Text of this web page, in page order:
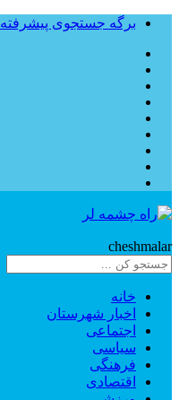
برگه جستجوی پیشرفته
cheshmalar
خانه
اخبار شهرستان
اجتماعی
سیاسی
فرهنگی
اقتصادی